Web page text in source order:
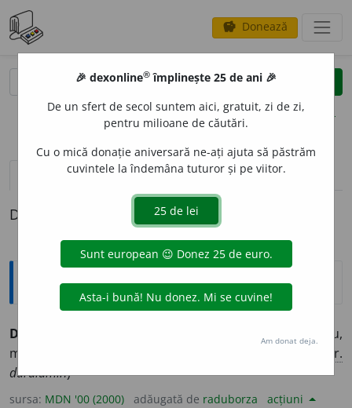
savings Donează
clear
opțiuni
definiții (1)
Definiția cu ID-ul 461607:
Explicative DEX
DURALUM
aliaj de aluminiu, cupru, magneziu,
mangan și siliciu, foarte rezistent și ușor; dural
fr.
duralumin)
sursa: MDN '00 (2000) adăugată de raduborza acțiuni
🎉 dexonline® împlinește 25 de ani 🎉
De un sfert de secol suntem aici, gratuit, zi de zi,
pentru milioane de căutări.
Cu o mică donație aniversară ne-ați ajuta să păstrăm
cuvintele la îndemâna tuturor și pe viitor.
Am donat deja.